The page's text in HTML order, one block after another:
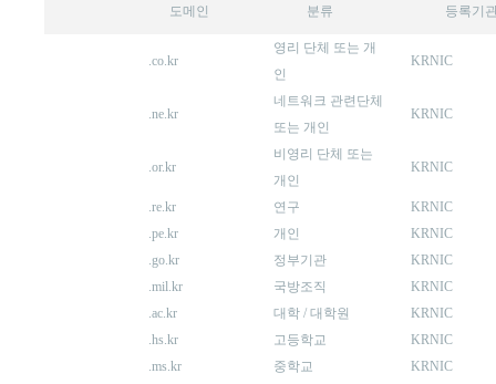
도메인 분류 등록기
.co.kr
영리 단체 또는 개
인
KRNIC
.ne.kr
네트워크 관련단체
또는 개인
KRNIC
.or.kr
비영리 단체 또는
개인
KRNIC
.re.kr 연구
KRNIC
.pe.kr
개인
KRNIC
.go.kr
정부기관
KRNIC
.mil.kr
국방조직
KRNIC
.ac.kr
대학 / 대학원
KRNIC
.hs.kr
고등학교
KRNIC
.ms.kr
중학교
KRNIC